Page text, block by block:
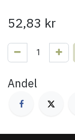
52,83 kr
Andel